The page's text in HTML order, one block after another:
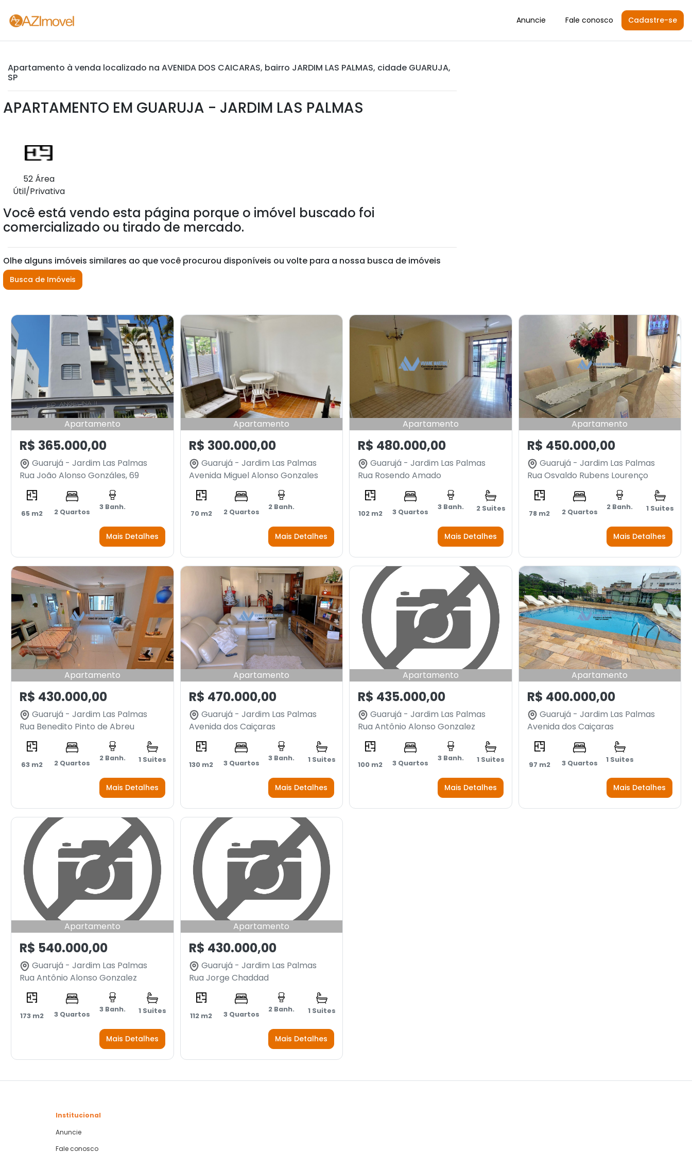
Anuncie Fale conosco Cadastre-se
Apartamento à venda localizado na AVENIDA DOS CAICARAS, bairro JARDIM LAS PALMAS, cidade GUARUJA,
SP
APARTAMENTO EM GUARUJA - JARDIM LAS PALMAS
52 Área
Útil/Privativa
Você está vendo esta página porque o imóvel buscado foi
comercializado ou tirado de mercado.
Olhe alguns imóveis similares ao que você procurou disponíveis ou volte para a nossa busca de imóveis
Busca de Imóveis
Apartamento
R$ 365.000,00
Guarujá - Jardim Las Palmas
Rua João Alonso Gonzáles, 69
65 m2 2 Quartos
3 Banh.
Mais Detalhes
Apartamento
R$ 300.000,00
Guarujá - Jardim Las Palmas
Avenida Miguel Alonso Gonzales
70 m2 2 Quartos
2 Banh.
Mais Detalhes
Apartamento
R$ 480.000,00
Guarujá - Jardim Las Palmas
Rua Rosendo Amado
102 m2 3 Quartos
3 Banh. 2 Suites
Mais Detalhes
Apartamento
R$ 450.000,00
Guarujá - Jardim Las Palmas
Rua Osvaldo Rubens Lourenço
78 m2 2 Quartos
2 Banh. 1 Suites
Mais Detalhes
Apartamento
R$ 430.000,00
Guarujá - Jardim Las Palmas
Rua Benedito Pinto de Abreu
63 m2 2 Quartos
2 Banh. 1 Suites
Mais Detalhes
Apartamento
R$ 470.000,00
Guarujá - Jardim Las Palmas
Avenida dos Caiçaras
130 m2 3 Quartos
3 Banh. 1 Suites
Mais Detalhes
Apartamento
R$ 435.000,00
Guarujá - Jardim Las Palmas
Rua Antônio Alonso Gonzalez
100 m2 3 Quartos
3 Banh. 1 Suites
Mais Detalhes
Apartamento
R$ 400.000,00
Guarujá - Jardim Las Palmas
Avenida dos Caiçaras
97 m2 3 Quartos 1 Suites
Mais Detalhes
Apartamento
R$ 540.000,00
Guarujá - Jardim Las Palmas
Rua Antônio Alonso Gonzalez
173 m2 3 Quartos
3 Banh. 1 Suites
Mais Detalhes
Apartamento
R$ 430.000,00
Guarujá - Jardim Las Palmas
Rua Jorge Chaddad
112 m2 3 Quartos
2 Banh. 1 Suites
Mais Detalhes
Institucional
Anuncie
Fale conosco